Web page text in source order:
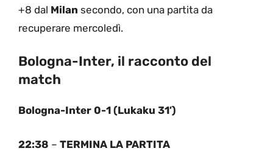
+8 dal Milan secondo, con una partita da
recuperare mercoledì.
Bologna-Inter, il racconto del
match
Bologna-Inter 0-1 (Lukaku 31′)
22:38 – TERMINA LA PARTITA